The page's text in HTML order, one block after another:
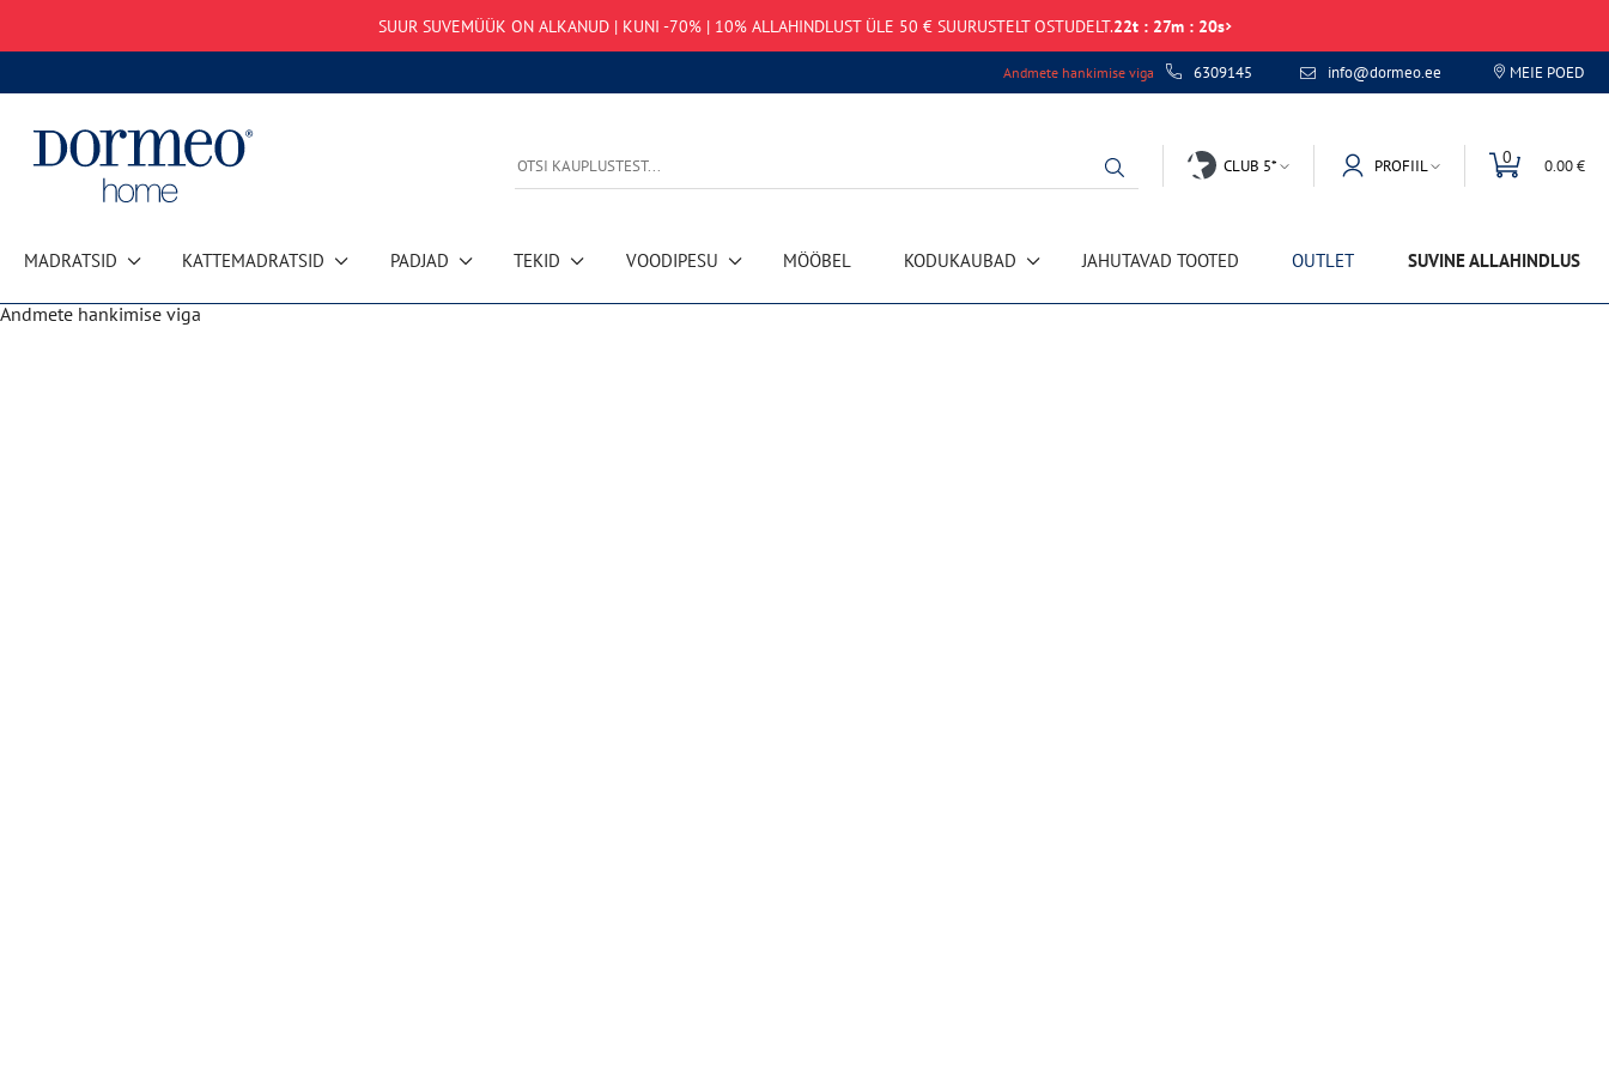
SUUR SUVEMÜÜK ON ALKANUD | KUNI -70% | 10% ALLAHINDLUST ÜLE 50 € SUURUSTELT OSTUDELT.22t : 27m : 20s
Andmete hankimise viga 6309145 info@dormeo.ee MEIE POED
CLUB 5* PROFIIL 0 0.00 €
MADRATSID KATTEMADRATSID PADJAD TEKID VOODIPESU MÖÖBEL KODUKAUBAD JAHUTAVAD TOOTED OUTLET SUVINE ALLAHINDLUS
Andmete hankimise viga